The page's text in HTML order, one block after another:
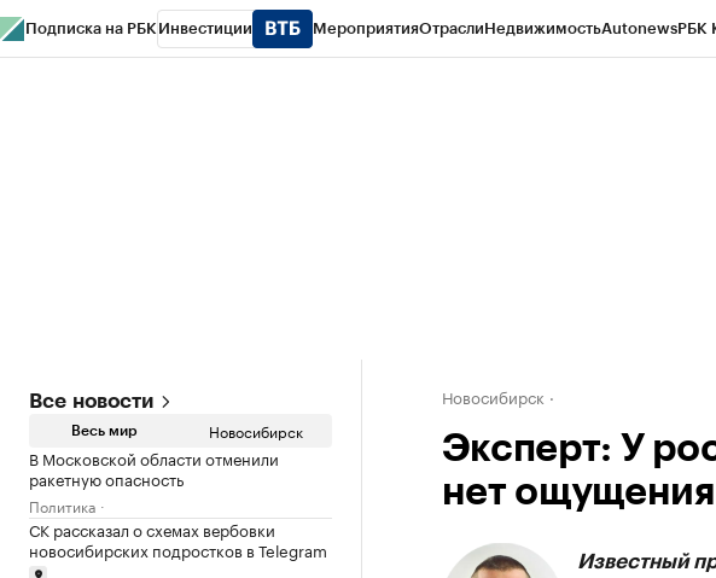
Подписка на РБК Инвестиции МероприятияОтраслиНедвижимостьAutonewsРБК
Все новости
Весь мир Новосибирск
В Московской области отменили
ракетную опасность
Политика
СК рассказал о схемах вербовки
новосибирских подростков в Telegram
Новосибирск
Эксперт: У
нет
Известный